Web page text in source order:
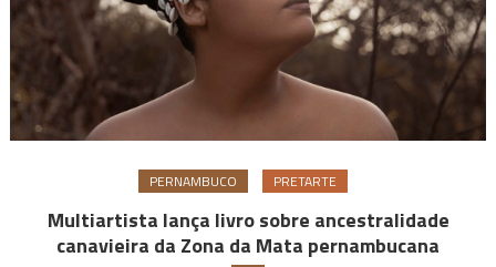
PERNAMBUCO PRETARTE
Multiartista lança livro sobre ancestralidade
canavieira da Zona da Mata pernambucana